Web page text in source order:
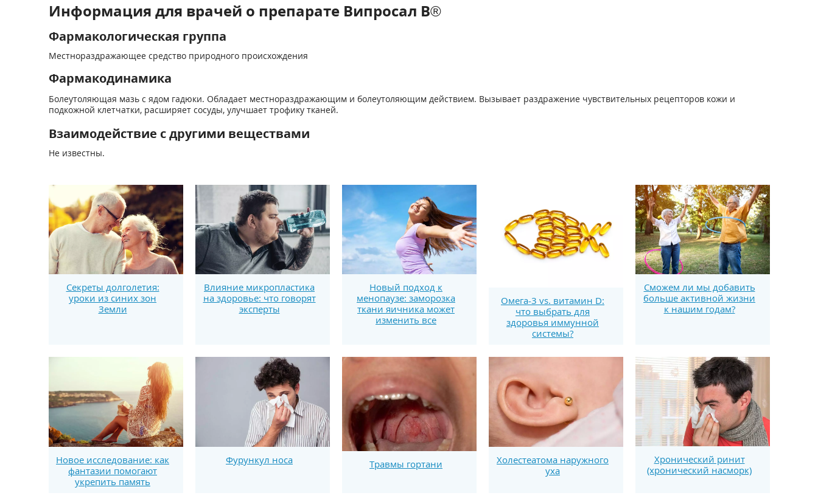
Информация для врачей о препарате Випросал В®
Фармакологическая группа
Местнораздражающее средство природного происхож­дения
Фармакодинамика
Болеутоляющая мазь с ядом гадюки. Обладает местнораздражающим и болеутоляющим действием. Вызывает раздражение чувствительных рецепторов кожи и
подкожной клетчатки, расширяет сосуды, улучшает трофику тканей.
Взаимодействие с другими веществами
Не известны.
Секреты долголетия:
уроки из синих зон
Земли
Влияние микропластика
на здоровье: что говорят
эксперты
Новый подход к
менопаузе: заморозка
ткани яичника может
изменить все
Омега-3 vs. витамин D:
что выбрать для
здоровья иммунной
системы?
Сможем ли мы добавить
больше активной жизни
к нашим годам?
Новое исследование: как
фантазии помогают
укрепить память
Фурункул носа Травмы гортани
Холестеатома наружного
уха
Хронический ринит
(хронический насморк)